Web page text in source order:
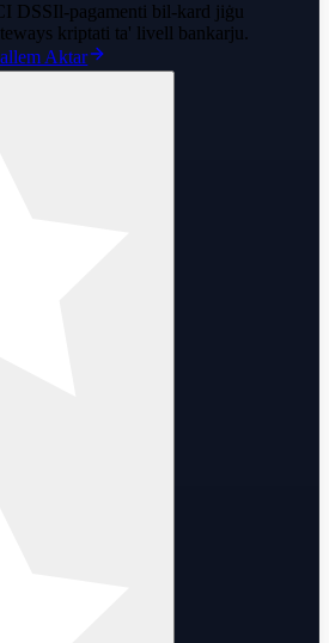
DSSIl-pagamenti bil-kard jiġu
kriptati ta' livell bankarju.
Aktar